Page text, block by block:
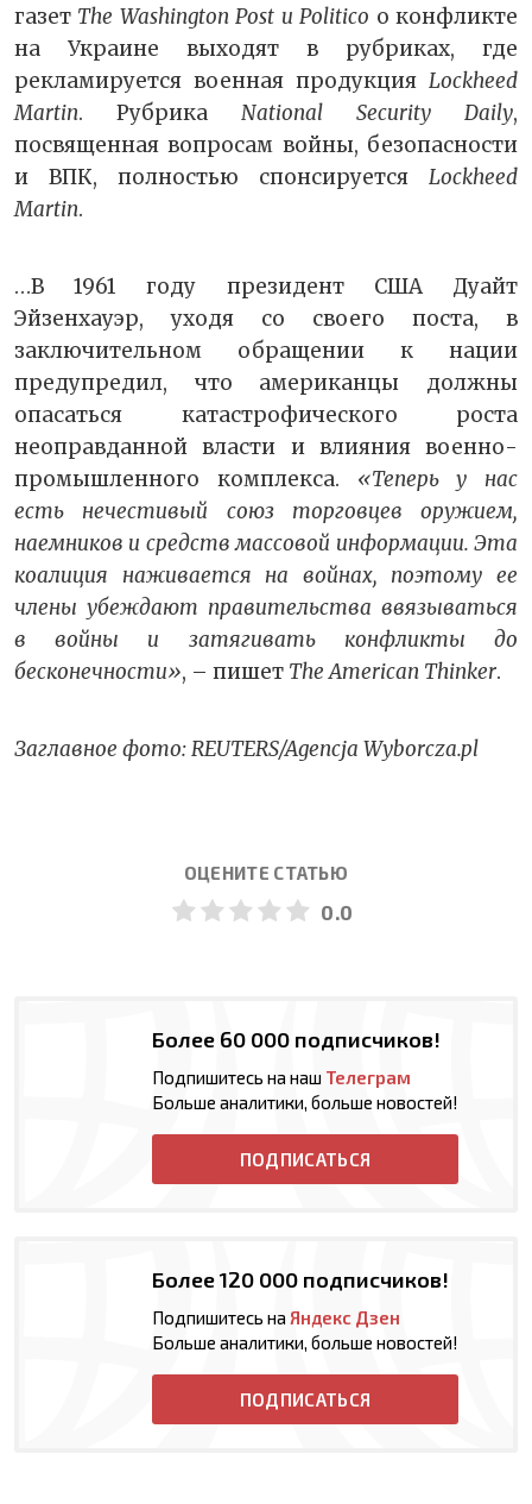
газет The Washington Post и Politico о конфликте
на Украине выходят в рубриках, где
рекламируется военная продукция Lockheed
Martin. Рубрика National Security Daily,
посвященная вопросам войны, безопасности
и ВПК, полностью спонсируется Lockheed
Martin.
…В 1961 году президент США Дуайт
Эйзенхауэр, уходя со своего поста, в
заключительном обращении к нации
предупредил, что американцы должны
опасаться катастрофического роста
неоправданной власти и влияния военно-
промышленного комплекса. «Теперь у нас
есть нечестивый союз торговцев оружием,
наемников и средств массовой информации. Эта
коалиция наживается на войнах, поэтому ее
члены убеждают правительства ввязываться
в войны и затягивать конфликты до
бесконечности», – пишет The American Thinker.
Заглавное фото: REUTERS/Agencja Wyborcza.pl
ОЦЕНИТЕ СТАТЬЮ
0.0
Более 60 000 подписчиков!
Подпишитесь на наш Телеграм
Больше аналитики, больше новостей!
ПОДПИСАТЬСЯ
Более 120 000 подписчиков!
Подпишитесь на Яндекс Дзен
Больше аналитики, больше новостей!
ПОДПИСАТЬСЯ